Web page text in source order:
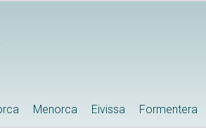
Menorca Eivissa Formentera